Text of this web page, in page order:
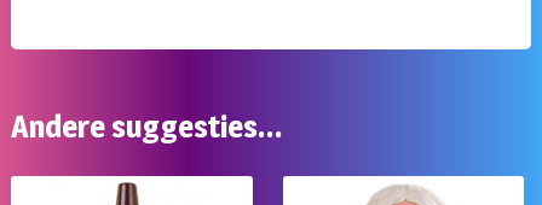
Andere suggesties…